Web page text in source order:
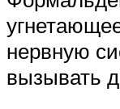
нервную
вызывать